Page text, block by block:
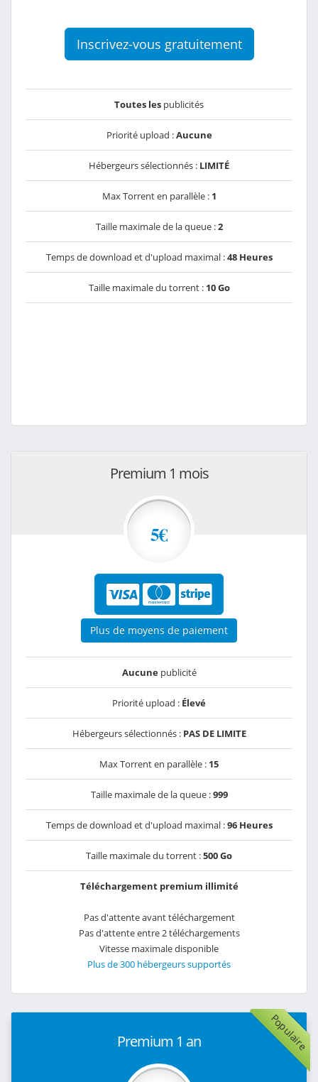
Inscrivez-vous gratuitement
Toutes les publicités
Priorité upload :Aucune
Hébergeurs sélectionnés : LIMITÉ
Max Torrent en parallèle : 1
Taille maximale de la queue :2
Temps de download et d'upload maximal :48 Heures
Taille maximale du torrent : 10 Go
Premium 1 mois
5€
Plus de moyens de paiement
Aucunepublicité
Priorité upload : Élevé
Hébergeurs sélectionnés : PAS DE LIMITE
Max Torrent en parallèle : 15
Taille maximale de la queue :999
Temps de download et d'upload maximal :96 Heures
Taille maximale du torrent :500 Go
Téléchargement premium illimité
Pas d'attente avant téléchargement
Pas d'attente entre 2 téléchargements
Vitesse maximale disponible
Plus de 300 hébergeurs supportés
Populaire
Premium 1 an